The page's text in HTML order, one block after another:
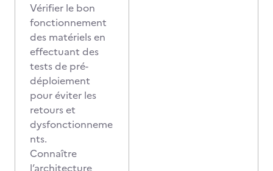
Vérifier le bon
fonctionnement
des matériels en
effectuant des
tests de pré-
déploiement
pour éviter les
retours et
dysfonctionneme
nts.
Connaître
l’architecture